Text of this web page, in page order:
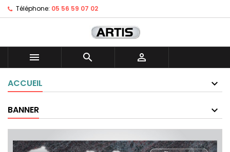
Téléphone: 05 56 59 07 02
  
ACCUEIL
BANNER